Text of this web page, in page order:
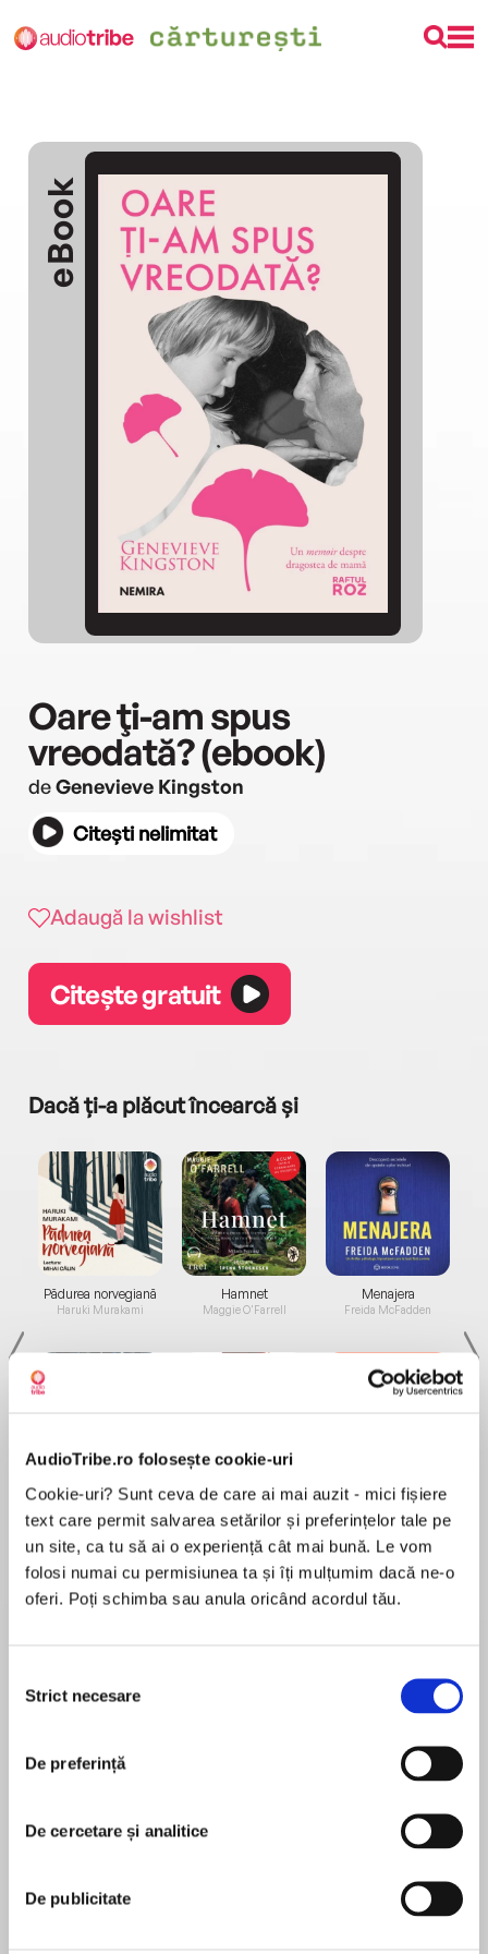
AudioTribe.ro folosește cookie-uri
Cookie-uri? Sunt ceva de care ai mai auzit - mici fișiere
text care permit salvarea setărilor și preferințelor tale pe
un site, ca tu să ai o experiență cât mai bună. Le vom
folosi numai cu permisiunea ta și îți mulțumim dacă ne-o
oferi. Poți schimba sau anula oricând acordul tău.
consimțământului
Strict necesare
De preferință
De cercetare și analitice
De publicitate
eBook
Oare ţi-am spus
vreodată? (ebook)
deGenevieve Kingston
Citești nelimitat
Adaugă la wishlist
Citește gratuit
Dacă ți-a plăcut încearcă și
Pădurea norvegiană
Haruki Murakami
Elita de Argint (Elita
Hamnet
Maggie O'Farrell
Diavolul se îmbracă de
Menajera
Freida McFadden
Migdală
nonficțiune dedicat femeilor de toate vârstele și
oară în spațiul românesc într-o colecție unitară,
cărți de referință despre sănătatea femeilor,
care au marcat lumea noastră și memorii din
În acest moment nu există recenzii